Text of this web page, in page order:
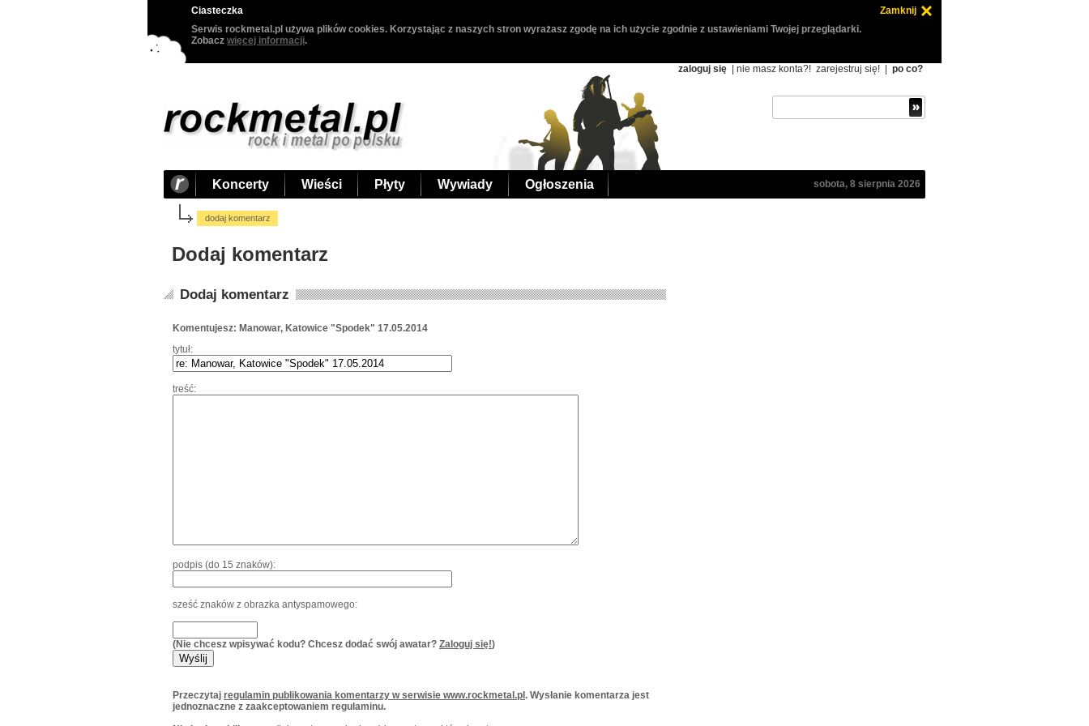
Ciasteczka
Zamknij
Serwis rockmetal.pl używa plików cookies. Korzystając z naszych stron wyrażasz zgodę na ich użycie zgodnie z ustawieniami Twojej przeglądarki.
Zobacz więcej informacji.
zaloguj się | nie masz konta?! zarejestruj się! po co?
Koncerty Wieści Płyty Wywiady Ogłoszenia sobota, 8 sierpnia 2026
dodaj komentarz
Dodaj komentarz
Dodaj komentarz
Komentujesz: Manowar, Katowice "Spodek" 17.05.2014
tytuł:
treść:
podpis (do 15 znaków):
sześć znaków z obrazka antyspamowego:
(Nie chcesz wpisywać kodu? Chcesz dodać swój awatar? Zaloguj się!)
Przeczytaj regulamin publikowania komentarzy w serwisie www.rockmetal.pl . Wysłanie komentarza jest
jednoznaczne z zaakceptowaniem regulaminu.